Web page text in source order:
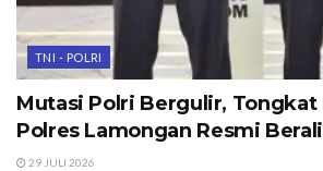
TNI - POLRI
Mutasi Polri Bergulir, Tongkat
Polres Lamongan Resmi
29 JULI 2026